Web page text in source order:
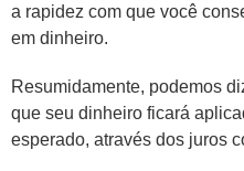
a rapidez com que você
em dinheiro.
Resumidamente, podemos
que seu dinheiro ficará
esperado, através dos juros